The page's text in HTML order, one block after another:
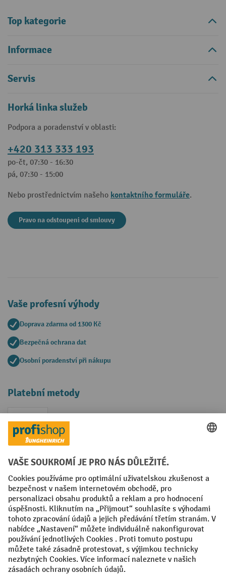
Top kategorie
Informace
Servis
Horká linka služeb
Podpora a poradenství v oblasti:
+420 313 333 193
po-čt, 07:30 - 16:30
pá, 07:30 - 15:00
Nebo prostřednictvím našeho kontaktního formuláře.
Pravo na odstoupeni od smlouvy
Vaše profesní výhody
Doprava zdarma od 1300 Kč
Bezpečná ochrana dat
Osobní poradenství při nákupu
Platební metody
Faktura
Sociální sítě
Facebook
YouTubeLinkedIn
VODP Otisk
Prohlášení o ochraně osobních údajů
Nastavení ochrany osobních údajů